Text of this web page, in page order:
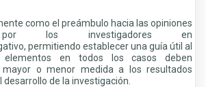
como el preámbulo hacia las opiniones
por los investigadores en
permitiendo establecer una guía útil al
en todos los casos deben
mayor o menor medida a los resultados
de la investigación.